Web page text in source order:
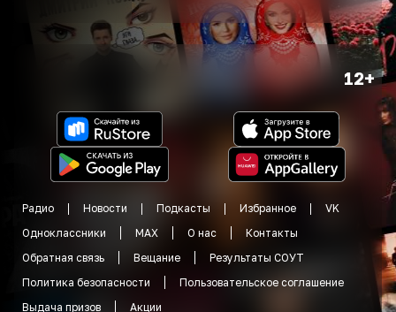
12+
Радио Новости Подкасты Избранное
VK
Одноклассники
MAX О нас
Контакты
Обратная связь
Вещание
Результаты СОУТ
Политика безопасности
Пользовательское соглашение
Выдача призов
Акции